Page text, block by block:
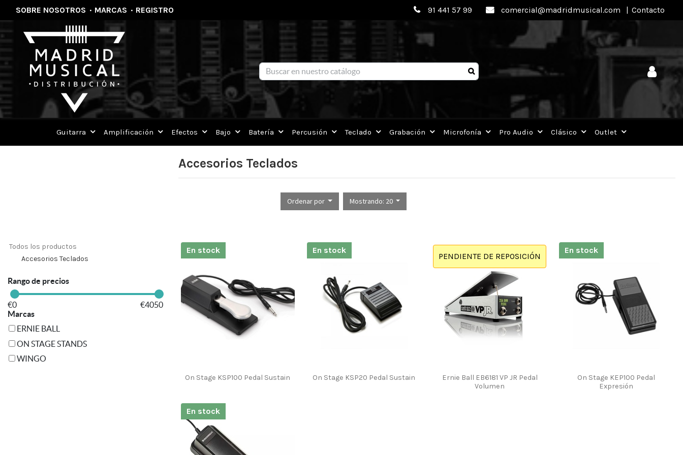
SOBRE NOSOTROS · MARCAS · REGISTRO 91 441 57 99 comercial@madridmusical.com | Contacto
Guitarra Amplificación Efectos Bajo Batería Percusión Teclado Grabación Microfonía Pro Audio Clásico Outlet
Accesorios Teclados
Ordenar por Mostrando: 20
Todos los productos
Accesorios Teclados
Rango de precios
€0 €4050
Marcas
ERNIE BALL
ON STAGE STANDS
WINGO
On Stage KSP100 Pedal Sustain
En stock
On Stage KSP20 Pedal Sustain
En stock
Ernie Ball EB6181 VP JR Pedal
Volumen
PENDIENTE DE REPOSICIÓN
On Stage KEP100 Pedal
Expresión
En stock
En stock